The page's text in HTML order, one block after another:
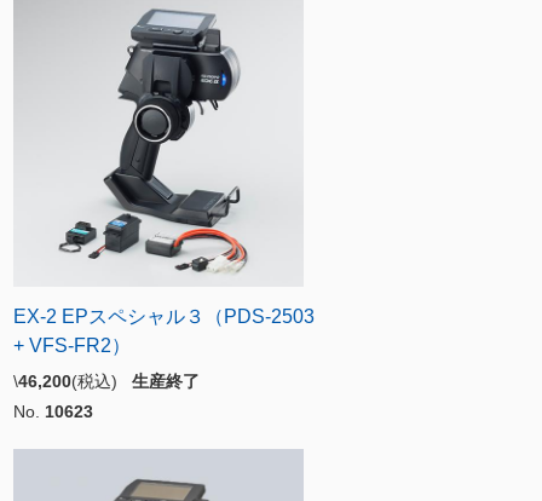
EX-2 EPスペシャル３（PDS-2503
+ VFS-FR2）
\46,200(税込) 生産終了
No. 10623